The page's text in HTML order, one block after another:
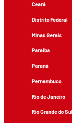
Ceará
Distrito Federal
Minas Gerais
Paraíba
Paraná
Pernambuco
Rio de Janeiro
Rio Grande do Sul